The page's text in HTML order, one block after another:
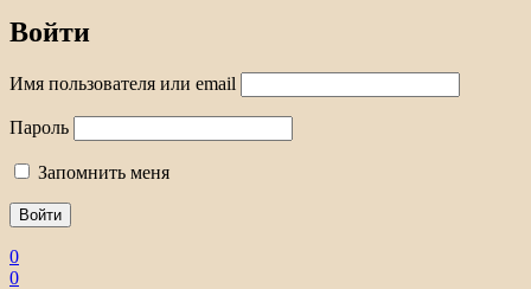
Войти
Имя пользователя или email
Пароль
Запомнить меня
0
0